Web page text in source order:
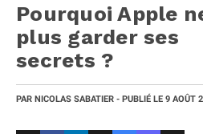
Pourquoi Apple
plus garder ses
secrets ?
PAR NICOLAS SABATIER - PUBLIÉ LE 9 AOÛT